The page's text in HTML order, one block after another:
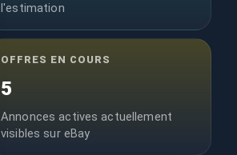
l'estimation
OFFRES EN COURS
5
Annonces actives actuellement
visibles sur eBay